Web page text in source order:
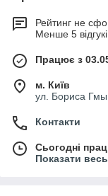
Рейтинг не
Менше 5
Працює з
м. Київ
ул. Бориса
Контакти
Сьогодні
Показати